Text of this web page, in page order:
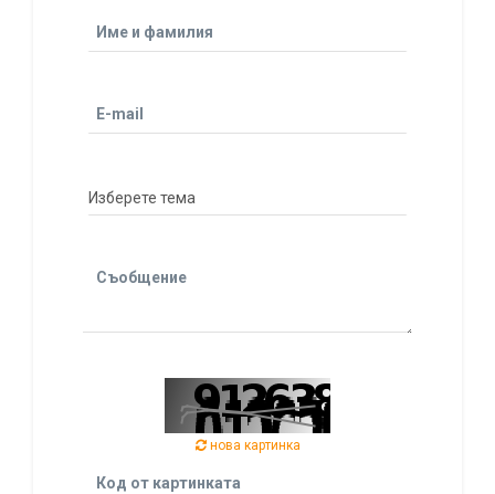
Име и фамилия
E-mail
Съобщение
нова картинка
Код от картинката